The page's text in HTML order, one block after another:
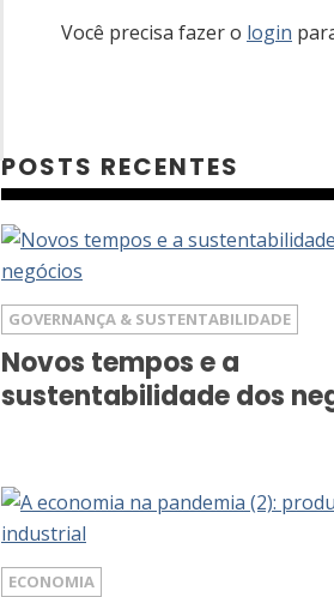
Você precisa fazer o login
POSTS RECENTES
GOVERNANÇA & SUSTENTABILIDADE
Novos tempos e a
sustentabilidade dos
ECONOMIA